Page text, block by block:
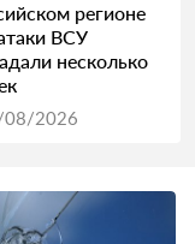
регионе
ВСУ
несколько
08/2026